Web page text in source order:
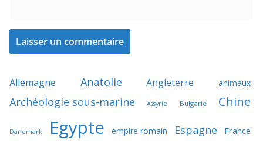
Allemagne Anatolie Angleterre animaux
Archéologie sous-marine Assyrie Bulgarie Chine
Danemark Egypte empire romain Espagne France